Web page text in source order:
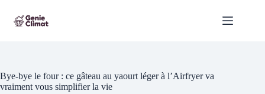
contenu
Bye-bye le four : ce gâteau au yaourt léger à l’Airfryer va
vraiment vous simplifier la vie